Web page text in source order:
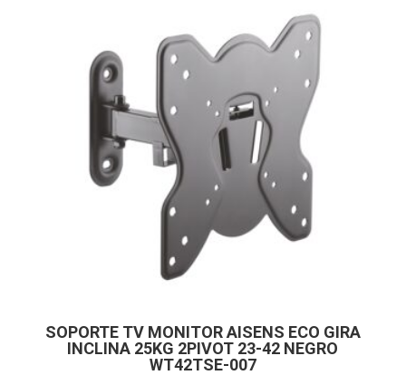
SOPORTE TV MONITOR AISENS ECO GIRA
INCLINA 25KG 2PIVOT 23-42 NEGRO
WT42TSE-007